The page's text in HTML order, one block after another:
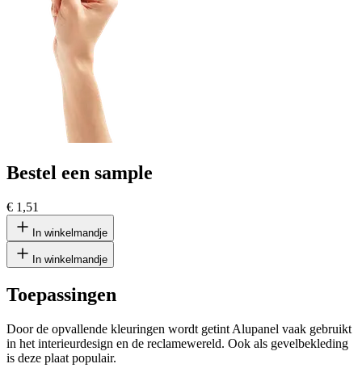
Bestel een sample
€ 1,51
In winkelmandje
In winkelmandje
Toepassingen
Door de opvallende kleuringen wordt getint Alupanel vaak gebruikt
in het interieurdesign en de reclamewereld. Ook als gevelbekleding
is deze plaat populair.